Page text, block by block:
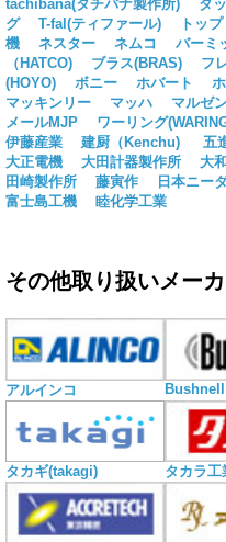
tachibana(タチバナ製作所)
ダ
グ
T-fal(ティファール) トップ
機
ネスター ネムコ バーミ
（HATCO)
ブラス(BRAS) フ
(HOYO)
ボニー ホバート
マッキンリー
マッハ マルゼ
メールMJP
ワーリング
伊藤産業
建厨（Kenchu) 五
大正電機
大田計器製作所 大和
田崎製作所
藤寅作 日本ニー
富士島工機
睦化学工業
その他取り扱いメー
アルインコ Bushnell
タカギ(takagi) タカラ工